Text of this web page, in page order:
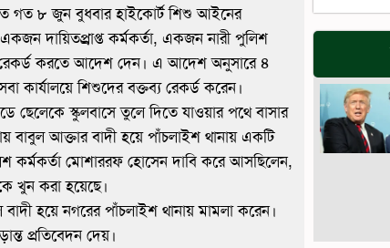
গত ৮ জুন বুধবার হাইকোর্ট শিশু আইনের
দায়িতপ্র্রাপ্ত কর্মকর্তা, একজন নারী পুলিশ
রেকর্ড করতে আদেশ দেন। এ আদেশ অনুসারে ৪
কার্যালয়ে শিশুদের বক্তব্য রেকর্ড করেন।
স্কুলবাসে তুলে দিতে যাওয়ার পথে বাসার
আক্তার বাদী হয়ে পাঁচলাইশ থানায় একটি
কর্মকর্তা মোশাররফ হোসেন দাবি করে আসছিলেন,
খুন করা হয়েছে।
হয়ে নগরের পাঁচলাইশ থানায় মামলা করেন।
প্রতিবেদন দেয়।